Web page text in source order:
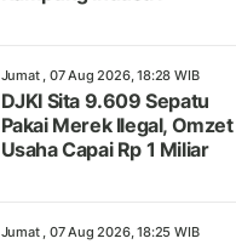
Jumat , 07 Aug 2026, 18:28 WIB
DJKI Sita 9.609 Sepatu
Pakai Merek Ilegal, Omzet
Usaha Capai Rp 1 Miliar
Jumat , 07 Aug 2026, 18:25 WIB